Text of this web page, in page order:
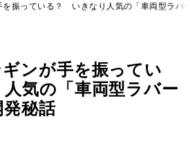
を振っている？ いきなり人気の「車両型ラバ
ンが手を振ってい
気の「車両型ラバー
秘話